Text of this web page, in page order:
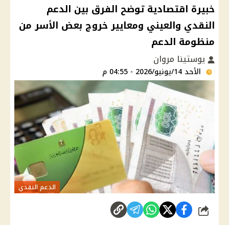
خبيرة اقتصادية توضح الفرق بين الدعم
النقدي والعيني ومعايير خروج بعض الأسر من
منظومة الدعم
يوستينا مروان
الأحد 14/يونيو/2026 - 04:55 م
الدعم النقدي
شارك